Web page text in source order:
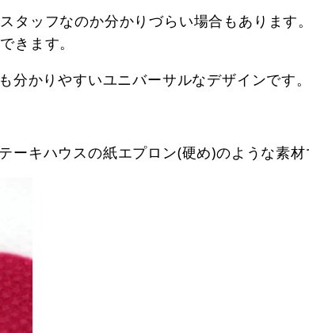
タッフなのか分かりづらい場合もあります
きます。
分かりやすいユニバーサルなデザインです
キハウスの紙エプロン(硬め)のような素